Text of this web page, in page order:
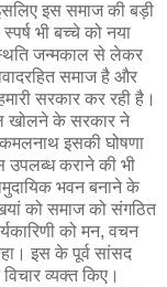
इस समाज की बड़ी
भी बच्चे को नया
जन्मकाल से लेकर
समाज है और
सरकार कर रही है।
खोलने के सरकार ने
इसकी घोषणा
उपलब्ध कराने की भी
भवन बनाने के
को समाज को संगठित
को मन, वचन
इस के पूर्व सांसद
व्यक्त किए।